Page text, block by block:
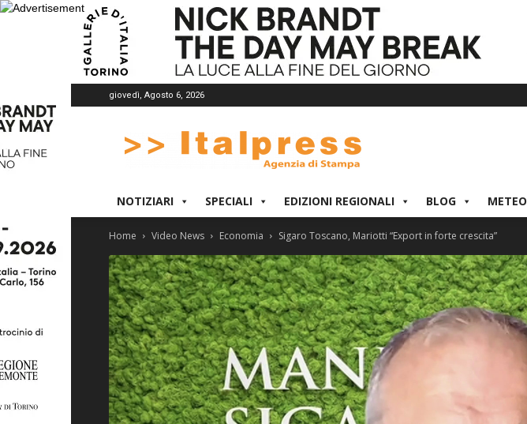
giovedì, Agosto 6, 2026
NOTIZIARI SPECIALI EDIZIONI REGIONALI BLOG METEO
Home Video News Economia Sigaro Toscano, Mariotti “Export in forte crescita”